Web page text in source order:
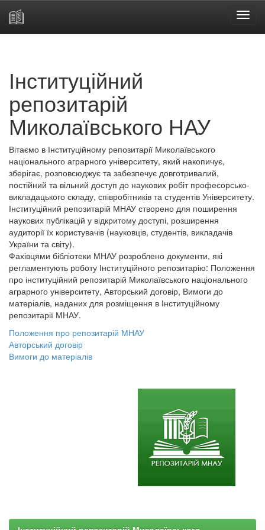
Інституційний
репозитарій
Миколаївського НАУ
Вітаємо в Інституційному репозитарії Миколаївського
національного аграрного університету, який накопичує,
зберігає, розповсюджує та забезпечує довготривалий,
постійний та вільний доступ до наукових робіт професорсько-
викладацького складу, співробітників та студентів Університету.
Інституційний репозитарій МНАУ створено для поширення
наукових публікацій у відкритому доступі, розширення
аудиторії їх користувачів (науковців, студентів, викладачів
України та світу).
Фахівцями бібліотеки МНАУ розроблено документи, які
регламентують роботу Інституційного репозитарію: Положення
про інституційний репозитарій Миколаївського національного
аграрного університету, Авторський договір, Вимоги до
матеріалів, наданих для розміщення в Інституційному
репозитарії МНАУ.
Положення про репозитарій МНАУ
Авторський договір
Вимоги до матеріалів